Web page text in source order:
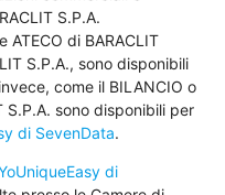
S.P.A.
di BARACLIT
S.P.A., sono disponibili
come il BILANCIO o
S.P.A. sono disponibili per
di SevenData.
di